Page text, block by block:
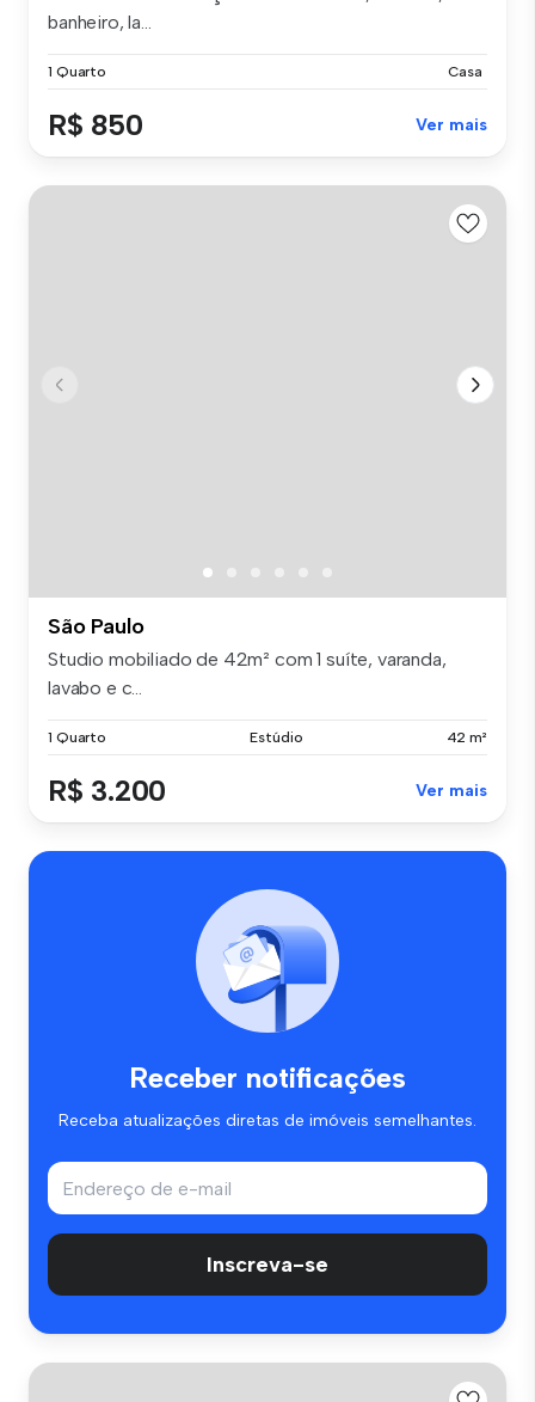
banheiro, la...
1 Quarto Casa
R$ 850 Ver mais
São Paulo
Studio mobiliado de 42m² com 1 suíte, varanda,
lavabo e c...
1 Quarto Estúdio 42 m²
R$ 3.200 Ver mais
Receber notificações
Receba atualizações diretas de imóveis semelhantes.
Inscreva-se